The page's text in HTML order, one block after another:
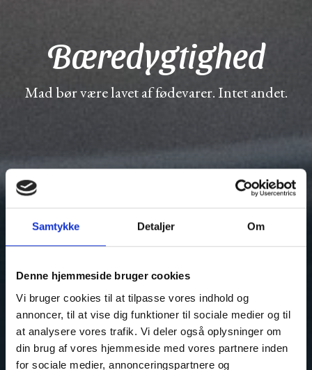
Samtykke Detaljer Om
Denne hjemmeside bruger cookies
Vi bruger cookies til at tilpasse vores indhold og
annoncer, til at vise dig funktioner til sociale medier og til
at analysere vores trafik. Vi deler også oplysninger om
din brug af vores hjemmeside med vores partnere inden
for sociale medier, annonceringspartnere og
Bæredygtighed
Mad bør være lavet af fødevarer. Intet andet.